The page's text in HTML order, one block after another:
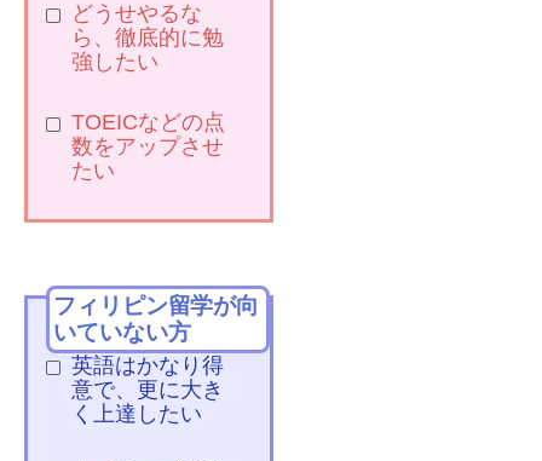
どうせやるな
ら、徹底的に勉
強したい
TOEICなどの点
数をアップさせ
たい
フィリピン留学が向
いていない方
英語はかなり得
意で、更に大き
く上達したい